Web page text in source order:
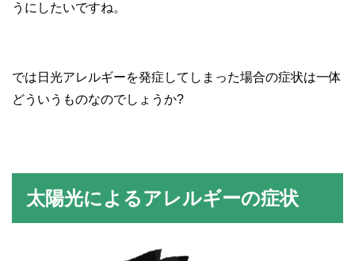
うにしたいですね。
では日光アレルギーを発症してしまった場合の症状は一体
どういうものなのでしょうか?
太陽光によるアレルギーの症状